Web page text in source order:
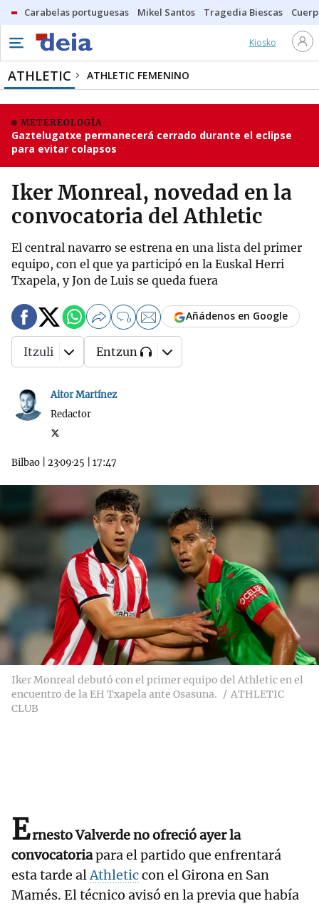
Carabelas portuguesas Mikel Santos Tragedia Biescas
Kiosko
ATHLETIC ATHLETIC FEMENINO
METEREOLOGÍA
Gaztelugatxe permanecerá cerrado durante el eclipse
para evitar colapsos
Iker Monreal, novedad en la
convocatoria del Athletic
El central navarro se estrena en una lista del primer
equipo, con el que ya participó en la Euskal Herri
Txapela, y Jon de Luis se queda fuera
Aitor Martínez
Redactor
Bilbao 23·09·25 17:47
0 Añádenos en Google
Itzuli Entzun
Iker Monreal debutó con el primer equipo del Athletic en el
encuentro de la EH Txapela ante Osasuna.
ATHLETIC
CLUB
Ernesto Valverde no ofreció ayer la
convocatoriapara el partido que enfrentará
esta tarde alAthleticcon el Girona en San
Mamés. El técnico avisó en la previa que había